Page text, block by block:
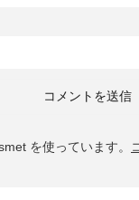
を使っています。